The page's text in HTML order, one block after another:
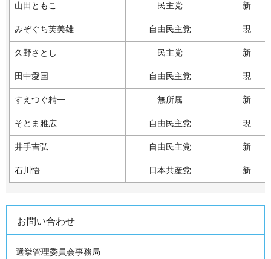
山田ともこ 民主党 新
みぞぐち芙美雄 自由民主党 現
久野さとし 民主党 新
田中愛国 自由民主党 現
すえつぐ精一 無所属 新
そとま雅広 自由民主党 現
井手吉弘 自由民主党 新
石川悟 日本共産党 新
お問い合わせ
選挙管理委員会事務局